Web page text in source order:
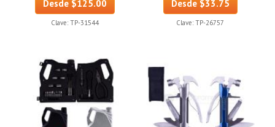
Desde $125.00
Clave: TP-31544
Desde $33.75
Clave: TP-26757